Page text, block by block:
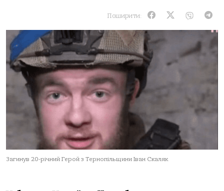
Поширити:
Загинув 20-річний Герой з Тернопільщини Іван Скаляк